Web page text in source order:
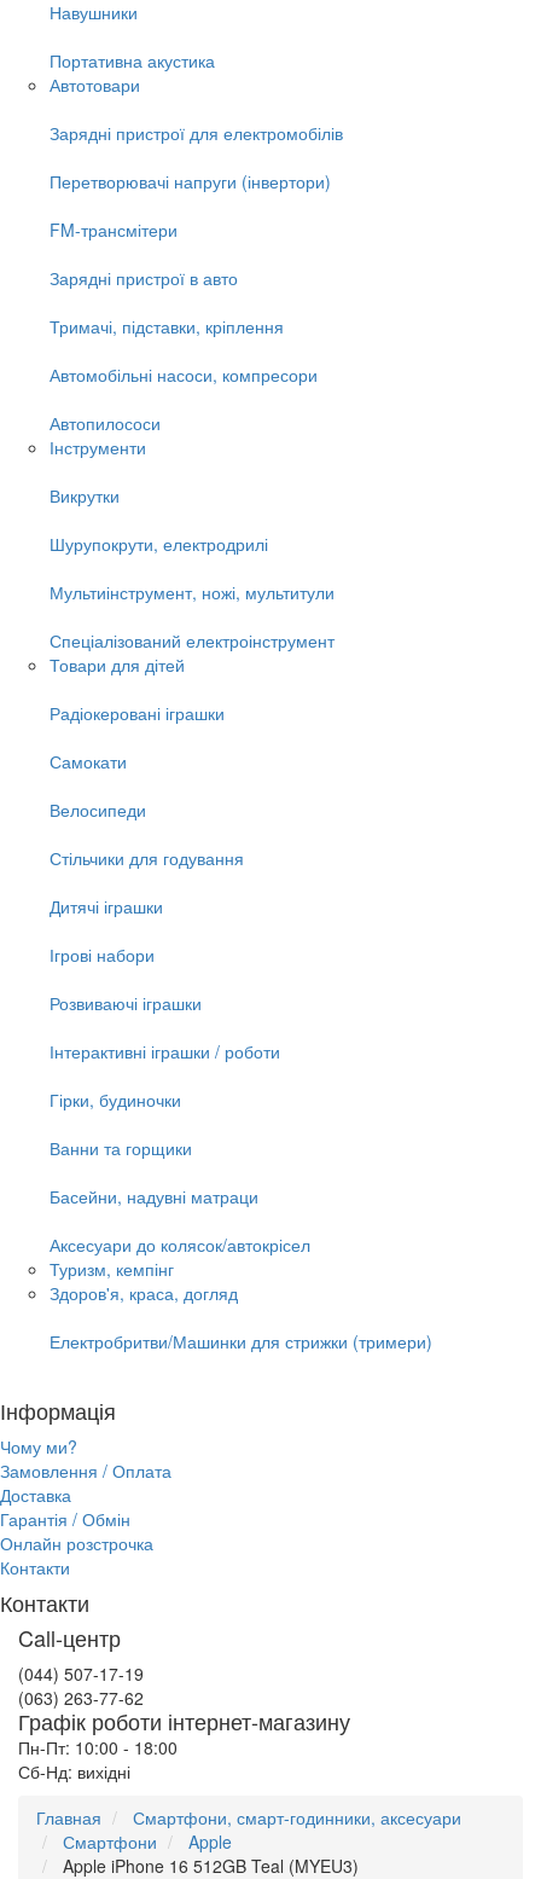
Навушники
Портативна акустика
Автотовари
Зарядні пристрої для електромобілів
Перетворювачі напруги (інвертори)
FM-трансмітери
Зарядні пристрої в авто
Тримачі, підставки, кріплення
Автомобільні насоси, компресори
Автопилососи
Інструменти
Викрутки
Шурупокрути, електродрилі
Мультиінструмент, ножі, мультитули
Спеціалізований електроінструмент
Товари для дітей
Радіокеровані іграшки
Самокати
Велосипеди
Стільчики для годування
Дитячі іграшки
Ігрові набори
Розвиваючі іграшки
Інтерактивні іграшки / роботи
Гірки, будиночки
Ванни та горщики
Басейни, надувні матраци
Аксесуари до колясок/автокрісел
Туризм, кемпінг
Здоров'я, краса, догляд
Електробритви/Машинки для стрижки (тримери)
Інформація
Чому ми?
Замовлення / Оплата
Доставка
Гарантія / Обмін
Онлайн розстрочка
Контакти
Контакти
Call-центр
(044) 507-17-19
(063) 263-77-62
Графік роботи інтернет-магазину
Пн-Пт: 10:00 - 18:00
Сб-Нд: вихідні
Главная
Смартфони, смарт-годинники, аксесуари
Смартфони
Apple
Apple iPhone 16 512GB Teal (MYEU3)